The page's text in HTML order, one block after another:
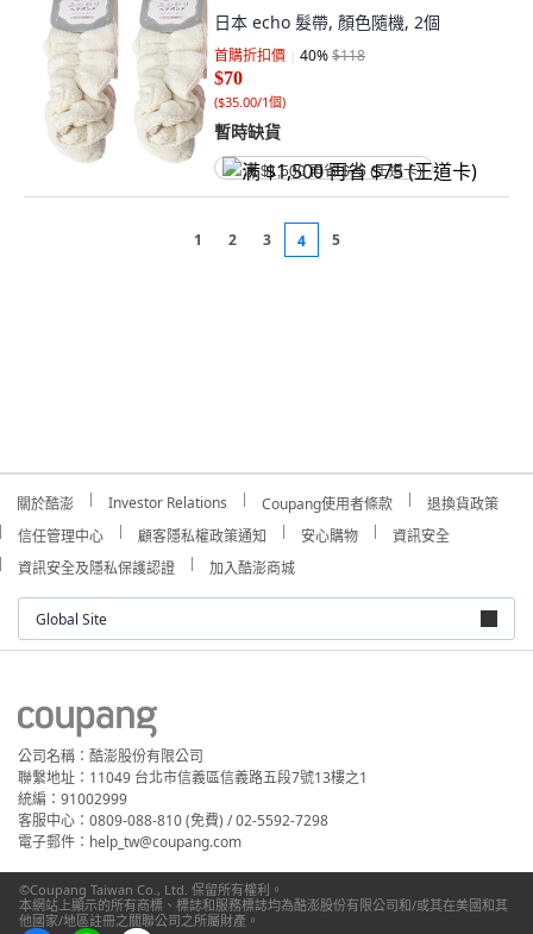
日本 echo 髮帶, 顏色隨機, 2個
首購折扣價 40%$118
$70
($35.00/1個)
暫時缺貨
满 $1,500 再省 $75 (王道卡)
1 2 3 4 5
關於酷澎 Investor Relations Coupang使用者條款
退換貨政策
信任管理中心
顧客隱私權政策通知 安心購物
資訊安全
資訊安全及隱私保護認證
加入酷澎商城
Global Site
公司名稱：酷澎股份有限公司
聯繫地址：11049 台北市信義區信義路五段7號13樓之1
統編：91002999
客服中心：0809-088-810 (免費) / 02-5592-7298
電子郵件：help_tw@coupang.com
©Coupang Taiwan Co., Ltd. 保留所有權利。
本網站上顯示的所有商標、標誌和服務標誌均為酷澎股份有限公司和/或其在美國和其
他國家/地區註冊之關聯公司之所屬財產。